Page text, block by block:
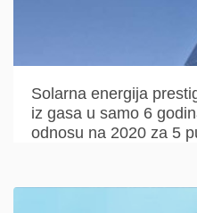
Solarna energija
iz gasa u samo 6
odnosu na 2020 za 5